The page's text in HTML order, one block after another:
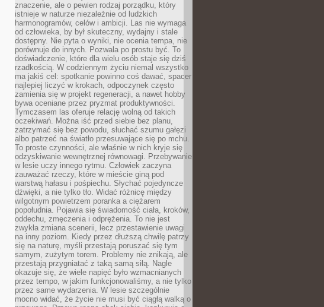
znaczenie, ale o pewien rodzaj porządku, który
istnieje w naturze niezależnie od ludzkich
harmonogramów, celów i ambicji. Las nie wymaga
od człowieka, by był skuteczny, wydajny i stale
dostępny. Nie pyta o wyniki, nie ocenia tempa, nie
porównuje do innych. Pozwala po prostu być. To
doświadczenie, które dla wielu osób staje się dziś
rzadkością. W codziennym życiu niemal wszystko
ma jakiś cel: spotkanie powinno coś dawać, spacer
najlepiej liczyć w krokach, odpoczynek często
zamienia się w projekt regeneracji, a nawet hobby
bywa oceniane przez pryzmat produktywności.
Tymczasem las oferuje relację wolną od takich
oczekiwań. Można iść przed siebie bez planu,
zatrzymać się bez powodu, słuchać szumu gałęzi
albo patrzeć na światło przesuwające się po mchu.
To proste czynności, ale właśnie w nich kryje się
odzyskiwanie wewnętrznej równowagi. Przebywanie
w lesie uczy innego rytmu. Człowiek zaczyna
zauważać rzeczy, które w mieście giną pod
warstwą hałasu i pośpiechu. Słychać pojedyncze
dźwięki, a nie tylko tło. Widać różnicę między
wilgotnym powietrzem poranka a ciężarem
popołudnia. Pojawia się świadomość ciała, kroków,
oddechu, zmęczenia i odprężenia. To nie jest
zwykła zmiana scenerii, lecz przestawienie uwagi
na inny poziom. Kiedy przez dłuższą chwilę patrzy
się na naturę, myśli przestają poruszać się tym
samym, zużytym torem. Problemy nie znikają, ale
przestają przygniatać z taką samą siłą. Nagle
okazuje się, że wiele napięć było wzmacnianych
przez tempo, w jakim funkcjonowaliśmy, a nie tylko
przez same wydarzenia. W lesie szczególnie
mocno widać, że życie nie musi być ciągłą walką o